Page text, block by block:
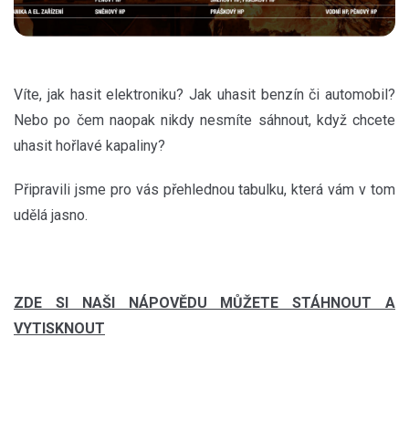
Víte, jak hasit elektroniku? Jak uhasit benzín či automobil?
Nebo po čem naopak nikdy nesmíte sáhnout, když chcete
uhasit hořlavé kapaliny?
Připravili jsme pro vás přehlednou tabulku, která vám v tom
udělá jasno.
ZDE SI NAŠI NÁPOVĚDU MŮŽETE STÁHNOUT A
VYTISKNOUT